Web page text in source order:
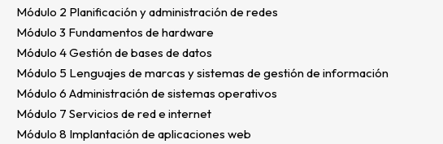
Módulo 2 Planificación y administración de redes
Módulo 3 Fundamentos de hardware
Módulo 4 Gestión de bases de datos
Módulo 5 Lenguajes de marcas y sistemas de gestión de información
Módulo 6 Administración de sistemas operativos
Módulo 7 Servicios de red e internet
Módulo 8 Implantación de aplicaciones web